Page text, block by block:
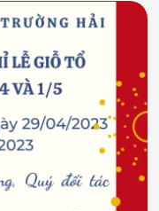
xuất sắc nghĩa vụ thuế